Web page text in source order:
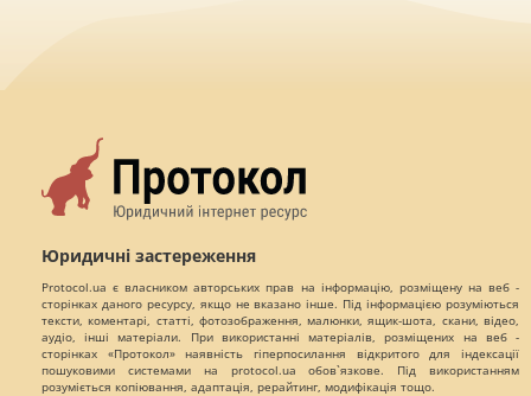
Юридичні застереження
Protocol.ua є власником авторських прав на інформацію, розміщену на веб -
сторінках даного ресурсу, якщо не вказано інше. Під інформацією розуміються
тексти, коментарі, статті, фотозображення, малюнки, ящик-шота, скани, відео,
аудіо, інші матеріали. При використанні матеріалів, розміщених на веб -
сторінках «Протокол» наявність гіперпосилання відкритого для індексації
пошуковими системами на protocol.ua обов`язкове. Під використанням
розуміється копіювання, адаптація, рерайтинг, модифікація тощо.